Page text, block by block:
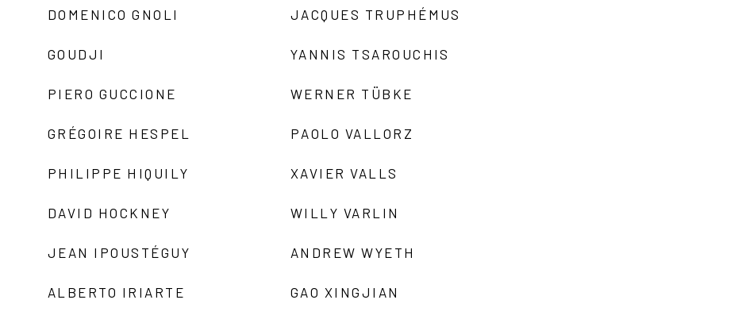
DOMENICO GNOLI
GOUDJI
PIERO GUCCIONE
GRÉGOIRE HESPEL
PHILIPPE HIQUILY
DAVID HOCKNEY
JEAN IPOUSTÉGUY
ALBERTO IRIARTE
JACQUES TRUPHÉMUS
YANNIS TSAROUCHIS
WERNER TÜBKE
PAOLO VALLORZ
XAVIER VALLS
WILLY VARLIN
ANDREW WYETH
GAO XINGJIAN